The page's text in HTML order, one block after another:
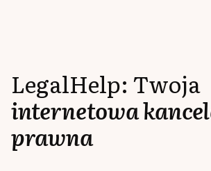
LegalHelp: Twoja
internetowa
prawna